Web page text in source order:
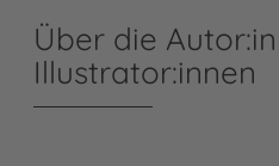
Über die
Illustrator:innen